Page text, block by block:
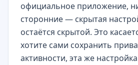
официальное приложение,
сторонние — скрытая
остаётся скрытой. Это
хотите сами сохранить
активности, эта же